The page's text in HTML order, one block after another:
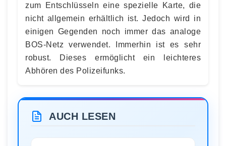
zum Entschlüsseln eine spezielle Karte, die
nicht allgemein erhältlich ist. Jedoch wird in
einigen Gegenden noch immer das analoge
BOS-Netz verwendet. Immerhin ist es sehr
robust. Dieses ermöglicht ein leichteres
Abhören des Polizeifunks.
AUCH LESEN